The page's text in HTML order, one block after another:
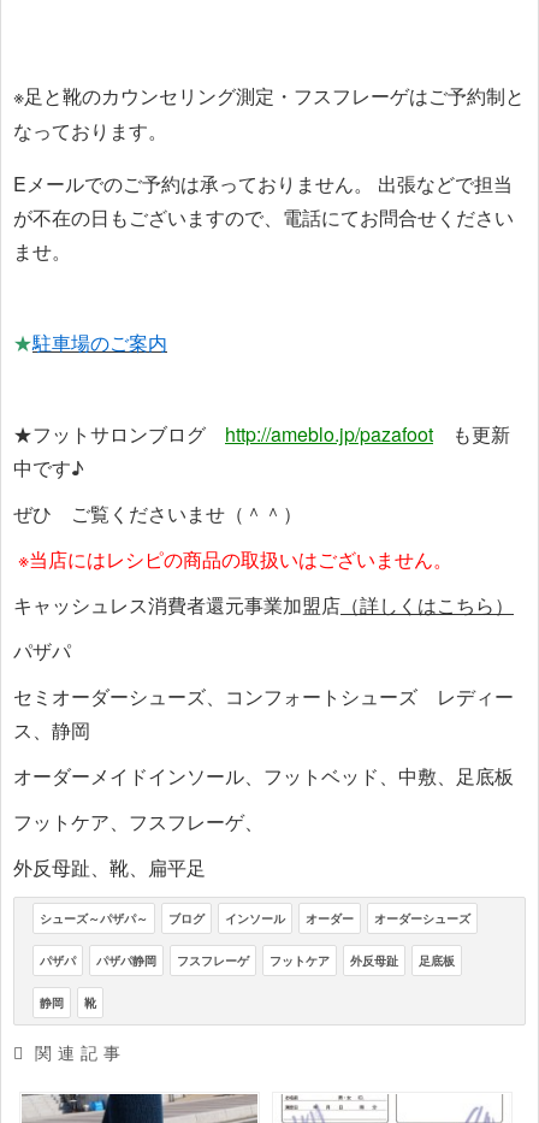
※足と靴のカウンセリング測定・フスフレーゲはご予約制と
なっております。
Eメールでのご予約は承っておりません。
出張などで担当
が不在の日もございますので、電話にてお問合せください
ませ。
★駐車場のご案内
★フットサロンブログ http://ameblo.jp/pazafoot も更新
中です♪
ぜひ ご覧くださいませ（＾＾）
※当店にはレシピの商品の取扱いはございません。
キャッシュレス消費者還元事業加盟店 （詳しくはこちら）
パザパ
セミオーダーシューズ、コンフォートシューズ レディー
ス、静岡
オーダーメイドインソール、フットベッド、中敷、足底板
フットケア、フスフレーゲ、
外反母趾、靴、扁平足
シューズ～パザパ～ ブログ インソール オーダー オーダーシューズ
パザパ パザパ静岡 フスフレーゲ フットケア 外反母趾 足底板
静岡 靴
関連記事